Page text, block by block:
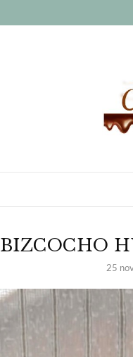
BIZCOCHO
25